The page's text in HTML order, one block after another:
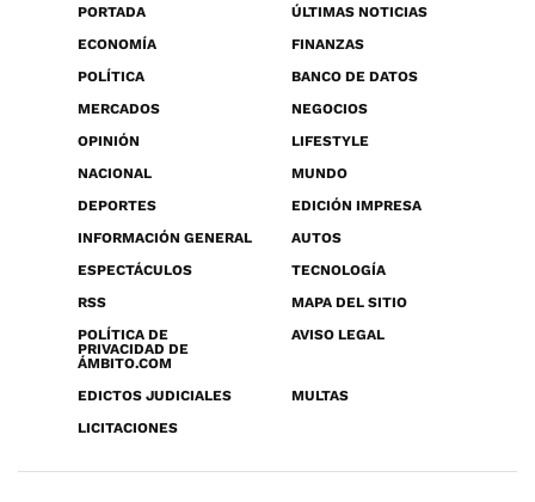
PORTADA
ÚLTIMAS NOTICIAS
ECONOMÍA
FINANZAS
POLÍTICA
BANCO DE DATOS
MERCADOS
NEGOCIOS
OPINIÓN
LIFESTYLE
NACIONAL
MUNDO
DEPORTES
EDICIÓN IMPRESA
INFORMACIÓN GENERAL
AUTOS
ESPECTÁCULOS
TECNOLOGÍA
RSS
MAPA DEL SITIO
POLÍTICA DE
PRIVACIDAD DE
ÁMBITO.COM
AVISO LEGAL
EDICTOS JUDICIALES
MULTAS
LICITACIONES